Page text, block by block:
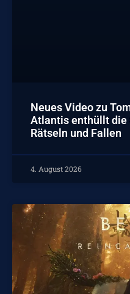
Neues Video zu
Atlantis enthüllt die
Rätseln und Fallen
4. August 2026